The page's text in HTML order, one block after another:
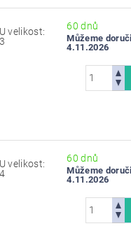
velikost:
60 dnů
Můžeme
4.11.2026
velikost:
60 dnů
Můžeme
4.11.2026